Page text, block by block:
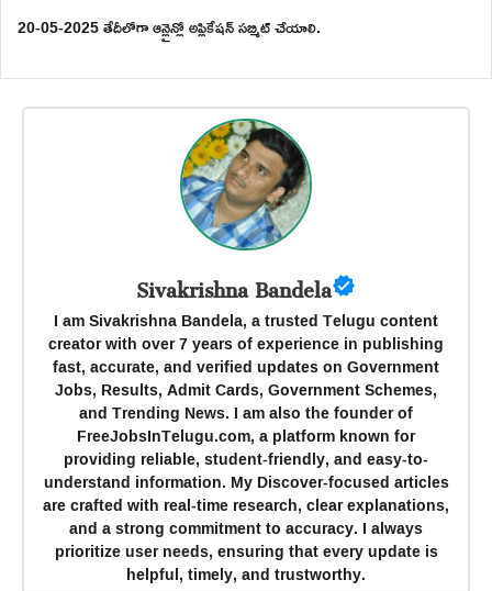
20-05-2025 తేదీలోగా ఆన్లైన్లో అప్లికేషన్ సబ్మిట్ చేయాలి.
Sivakrishna Bandela
I am Sivakrishna Bandela, a trusted Telugu content
creator with over 7 years of experience in publishing
fast, accurate, and verified updates on Government
Jobs, Results, Admit Cards, Government Schemes,
and Trending News. I am also the founder of
FreeJobsInTelugu.com, a platform known for
providing reliable, student-friendly, and easy-to-
understand information. My Discover-focused articles
are crafted with real-time research, clear explanations,
and a strong commitment to accuracy. I always
prioritize user needs, ensuring that every update is
helpful, timely, and trustworthy.